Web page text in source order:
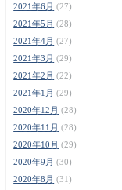
2021年6月 (27)
2021年5月 (28)
2021年4月 (27)
2021年3月 (29)
2021年2月 (22)
2021年1月 (29)
2020年12月 (28)
2020年11月 (28)
2020年10月 (29)
2020年9月 (30)
2020年8月 (31)